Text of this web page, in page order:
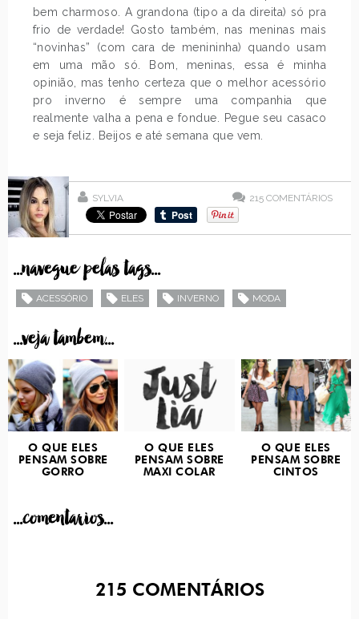
bem charmoso. A grandona (tipo a da direita) só pra
frio de verdade! Gosto também, nas meninas mais
“novinhas” (com cara de menininha) quando usam
em uma mão só. Bom, meninas, essa é minha
opinião, mas tenho certeza que o melhor acessório
pro inverno é sempre uma companhia que
realmente valha a pena e fondue. Pegue seu casaco
e seja feliz. Beijos e até semana que vem.
SYLVIA 215 COMENTÁRIOS
...navegue pelas tags...
ACESSÓRIO ELES INVERNO MODA
...veja tambem...
O QUE ELES
PENSAM SOBRE
GORRO
O QUE ELES
PENSAM SOBRE
MAXI COLAR
O QUE ELES
PENSAM SOBRE
CINTOS
...comentarios...
215 COMENTÁRIOS